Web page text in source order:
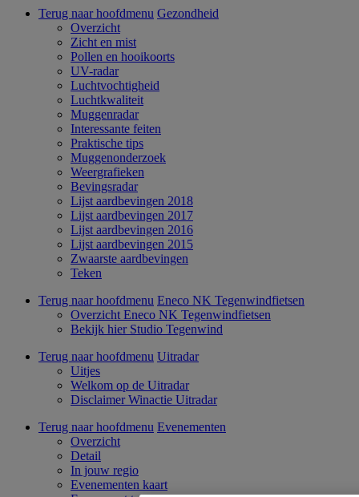
Terug naar hoofdmenu Gezondheid
Overzicht
Zicht en mist
Pollen en hooikoorts
UV-radar
Luchtvochtigheid
Luchtkwaliteit
Muggenradar
Interessante feiten
Praktische tips
Muggenonderzoek
Weergrafieken
Bevingsradar
Lijst aardbevingen 2018
Lijst aardbevingen 2017
Lijst aardbevingen 2016
Lijst aardbevingen 2015
Zwaarste aardbevingen
Teken
Terug naar hoofdmenu Eneco NK Tegenwindfietsen
Overzicht Eneco NK Tegenwindfietsen
Bekijk hier Studio Tegenwind
Terug naar hoofdmenu Uitradar
Uitjes
Welkom op de Uitradar
Disclaimer Winactie Uitradar
Terug naar hoofdmenu Evenementen
Overzicht
Detail
In jouw regio
Evenementen kaart